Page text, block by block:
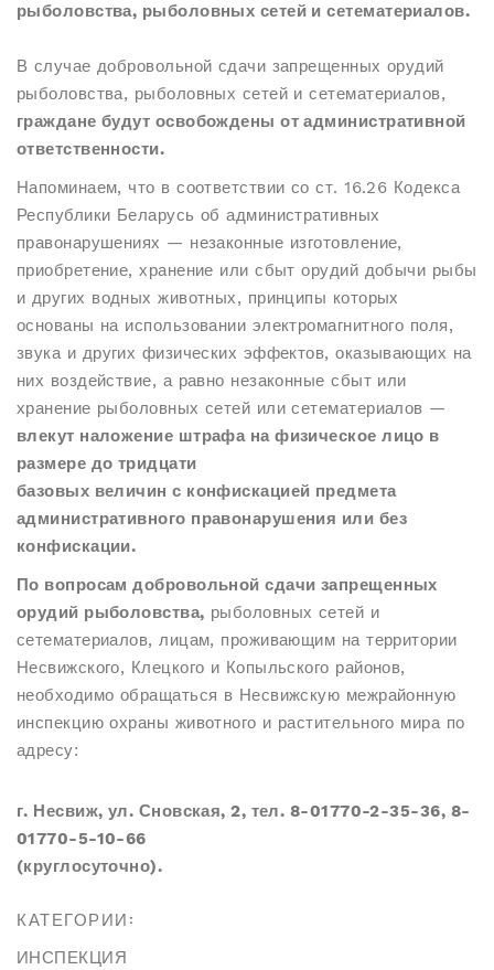
рыболовства, рыболовных сетей и сетематериалов.
В случае добровольной сдачи запрещенных орудий
рыболовства, рыболовных сетей и сетематериалов,
граждане будут освобождены от административной
ответственности.
Напоминаем, что в соответствии со ст. 16.26 Кодекса
Республики Беларусь об административных
правонарушениях — незаконные изготовление,
приобретение, хранение или сбыт орудий добычи рыбы
и других водных животных, принципы которых
основаны на использовании электромагнитного поля,
звука и других физических эффектов, оказывающих на
них воздействие, а равно незаконные сбыт или
хранение рыболовных сетей или сетематериалов —
влекут наложение штрафа на физическое лицо в
размере до тридцати
базовых величин с конфискацией предмета
административного правонарушения или без
конфискации.
По вопросам добровольной сдачи запрещенных
орудий рыболовства, рыболовных сетей и
сетематериалов, лицам, проживающим на территории
Несвижского, Клецкого и Копыльского районов,
необходимо обращаться в Несвижскую межрайонную
инспекцию охраны животного и растительного мира по
адресу:
г. Несвиж, ул. Сновская, 2, тел. 8-01770-2-35-36, 8-
01770-5-10-66
(круглосуточно).
КАТЕГОРИИ:
ИНСПЕКЦИЯ